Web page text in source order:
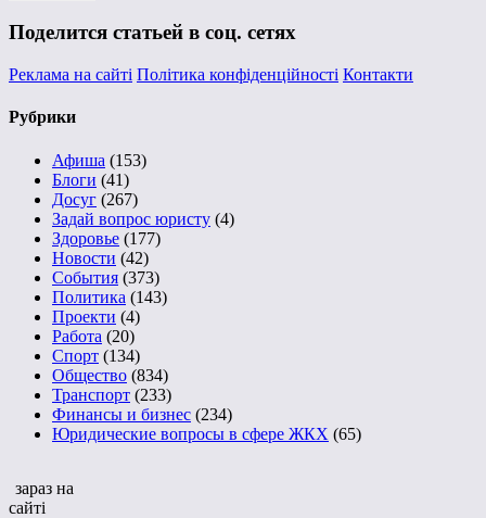
Поделится статьей в соц. сетях
Реклама на сайті Політика конфіденційності Контакти
Рубрики
Афиша (153)
Блоги (41)
Досуг (267)
Задай вопрос юристу (4)
Здоровье (177)
Новости (42)
События (373)
Политика (143)
Проекти (4)
Работа (20)
Спорт (134)
Общество (834)
Транспорт (233)
Финансы и бизнес (234)
Юридические вопросы в сфере ЖКХ (65)
зараз на
сайті